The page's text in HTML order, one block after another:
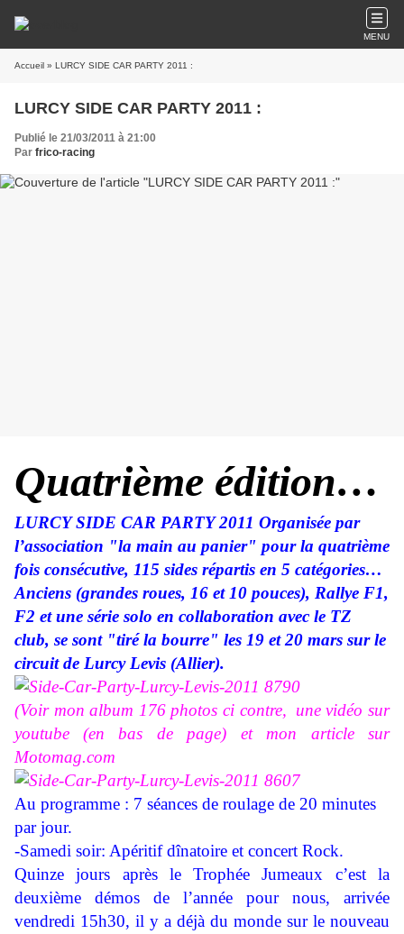
MENU
Accueil » LURCY SIDE CAR PARTY 2011 :
LURCY SIDE CAR PARTY 2011 :
Publié le 21/03/2011 à 21:00
Par frico-racing
Quatrième édition…
LURCY SIDE CAR PARTY 2011 Organisée par
l’association "la main au panier" pour la quatrième
fois consécutive, 115 sides répartis en 5 catégories…
Anciens (grandes roues, 16 et 10 pouces), Rallye F1,
F2 et une série solo en collaboration avec le TZ
club, se sont "tiré la bourre" les 19 et 20 mars sur le
circuit de Lurcy Levis (Allier).
(Voir mon album 176 photos ci contre, une vidéo sur
youtube
(en bas de page) et mon article sur
Motomag.com
Au programme : 7 séances de roulage de 20 minutes
par jour.
-Samedi soir: Apéritif dînatoire et concert Rock.
Quinze jours après le Trophée Jumeaux c’est la
deuxième démos de l’année pour nous, arrivée
vendredi 15h30, il y a déjà du monde sur le nouveau